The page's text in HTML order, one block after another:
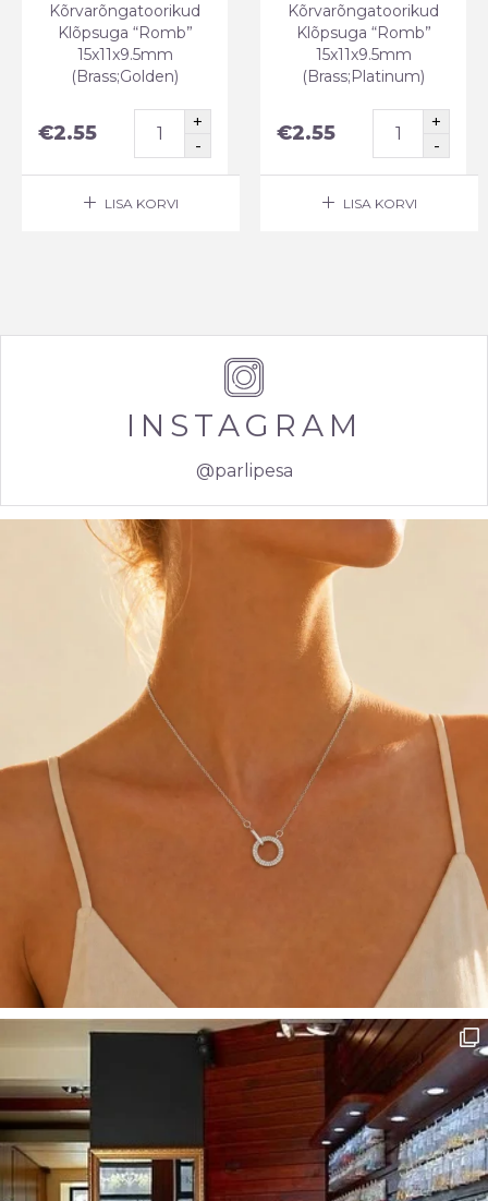
Kõrvarõngatoorikud
Klõpsuga “Romb”
15x11x9.5mm
(Brass;Golden)
€2.55
LISA KORVI
Kõrvarõngatoorikud
Klõpsuga “Romb”
15x11x9.5mm
(Brass;Platinum)
€2.55
LISA KORVI
INSTAGRAM
@parlipesa